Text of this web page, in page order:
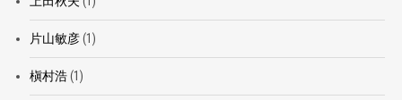
片山敏彦(1)
槇村浩(1)